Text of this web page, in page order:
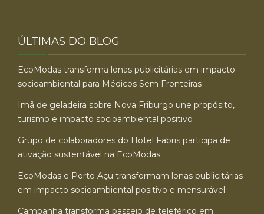
ÚLTIMAS DO BLOG
EcoModas transforma lonas publicitárias em impacto
socioambiental para Médicos Sem Fronteiras
Imã de geladeira sobre Nova Friburgo une propósito,
turismo e impacto socioambiental positivo
Grupo de colaboradores do Hotel Fabris participa de
ativação sustentável na EcoModas
EcoModas e Porto Açu transformam lonas publicitárias
em impacto socioambiental positivo e mensurável
Campanha transforma passeio de teleférico em